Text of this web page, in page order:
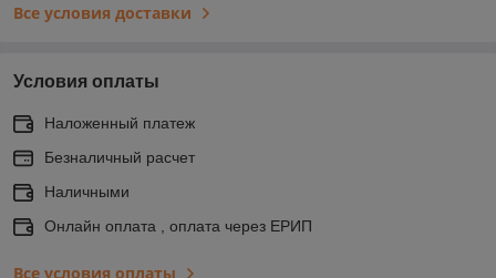
Все условия доставки
Условия оплаты
Наложенный платеж
Безналичный расчет
Наличными
Онлайн оплата , оплата через ЕРИП
Все условия оплаты